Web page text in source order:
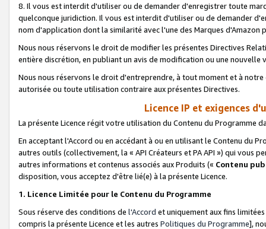
8. Il vous est interdit d'utiliser ou de demander d'enregistrer toute
quelconque juridiction. Il vous est interdit d'utiliser ou de demander
nom d'application dont la similarité avec l'une des Marques
Nous nous réservons le droit de modifier les présentes Directives
entière discrétion, en publiant un avis de modification ou une nouvelle
Nous nous réservons le droit d'entreprendre, à tout moment et à
autorisée ou toute utilisation contraire aux présentes Directives.
Licence IP et exigences
La présente Licence régit votre utilisation du Contenu du Programme
En acceptant l'Accord ou en accédant à ou en utilisant le Contenu du
autres outils (collectivement, la « API Créateurs et PA API ») qui vous
autres informations et contenus associés aux Produits (« Contenu
disposition, vous acceptez d'être lié(e) à la présente Licence.
1. Licence Limitée pour le Contenu du Programme
Sous réserve des conditions de l'Accord et uniquement aux fins
compris la présente Licence et les autres Politiques du Programme],